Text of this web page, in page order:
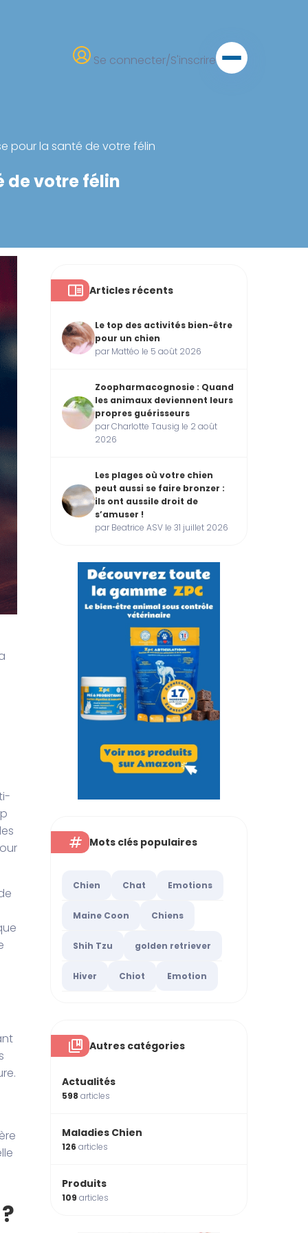
Se connecter/S'inscrire
pour la santé de votre félin
de votre félin
Articles récents
Le top des activités bien-être
pour un chien
par Mattéo le 5 août 2026
Zoopharmacognosie : Quand
les animaux deviennent leurs
propres guérisseurs
par Charlotte Tausig le 2 août
2026
Les plages où votre chien
peut aussi se faire bronzer :
ils ont aussile droit de
s’amuser !
par Beatrice ASV le 31 juillet 2026
Mots clés populaires
Chien Chat Emotions
Maine Coon Chiens
Shih Tzu golden retriever
Hiver Chiot Emotion
Autres catégories
Actualités
598 articles
Maladies Chien
126 articles
Produits
109 articles